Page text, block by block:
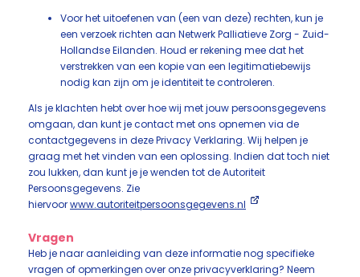
Voor het uitoefenen van (een van deze) rechten, kun je
een verzoek richten aan Netwerk Palliatieve Zorg - Zuid-
Hollandse Eilanden. Houd er rekening mee dat het
verstrekken van een kopie van een legitimatiebewijs
nodig kan zijn om je identiteit te controleren.
Als je klachten hebt over hoe wij met jouw persoonsgegevens
omgaan, dan kunt je contact met ons opnemen via de
contactgegevens in deze Privacy Verklaring. Wij helpen je
graag met het vinden van een oplossing. Indien dat toch niet
zou lukken, dan kunt je je wenden tot de Autoriteit
Persoonsgegevens. Zie
hiervoorwww.autoriteitpersoonsgegevens.nl
Vragen
Heb je naar aanleiding van deze informatie nog specifieke
vragen of opmerkingen over onze privacyverklaring? Neem